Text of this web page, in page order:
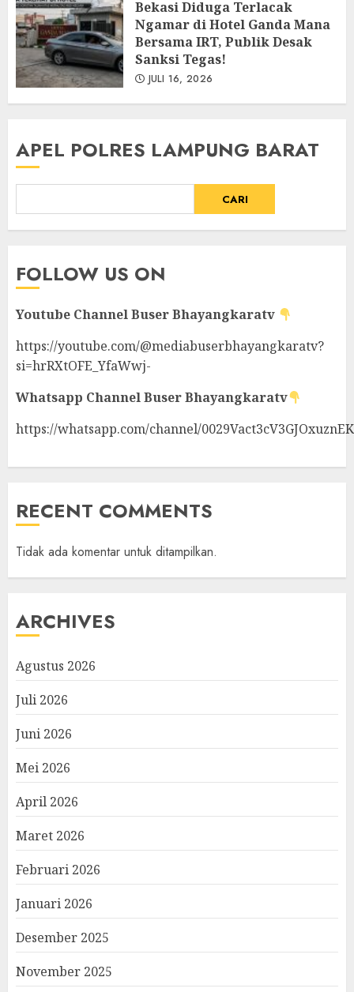
Bekasi Diduga Terlacak
Ngamar di Hotel Ganda Mana
Bersama IRT, Publik Desak
Sanksi Tegas!
JULI 16, 2026
APEL POLRES LAMPUNG BARAT
CARI
FOLLOW US ON
Youtube ChannelBuser Bhayangkaratv
https://youtube.com/@mediabuserbhayangkaratv?
si=hrRXtOFE_YfaWwj-
Whatsapp ChannelBuser Bhayangkaratv
https://whatsapp.com/channel/
RECENT COMMENTS
Tidak ada komentar untuk ditampilkan.
ARCHIVES
Agustus 2026
Juli 2026
Juni 2026
Mei 2026
April 2026
Maret 2026
Februari 2026
Januari 2026
Desember 2025
November 2025